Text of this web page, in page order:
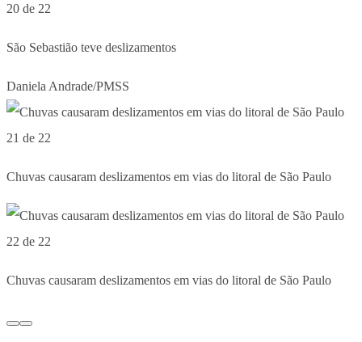
20 de 22
São Sebastião teve deslizamentos
Daniela Andrade/PMSS
21 de 22
Chuvas causaram deslizamentos em vias do litoral de São Paulo
22 de 22
Chuvas causaram deslizamentos em vias do litoral de São Paulo